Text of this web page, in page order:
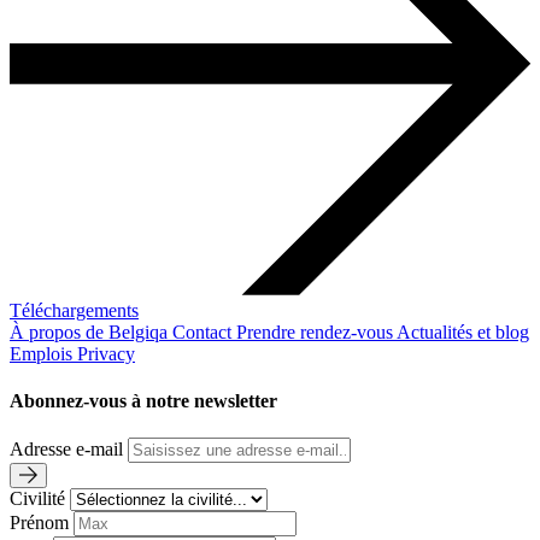
Téléchargements
À propos de Belgiqa Contact Prendre rendez-vous Actualités et blog
Emplois Privacy
Abonnez-vous à notre newsletter
Adresse e-mail
Civilité
Prénom